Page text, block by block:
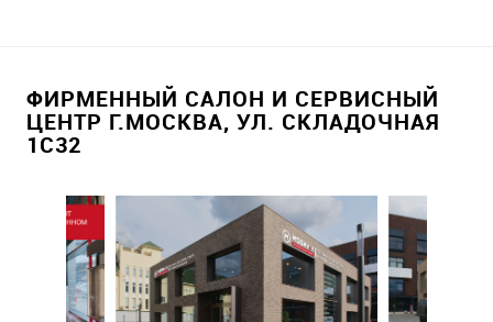
ФИРМЕННЫЙ САЛОН И СЕРВИСНЫЙ
ЦЕНТР Г.МОСКВА, УЛ. СКЛАДОЧНАЯ
1С32